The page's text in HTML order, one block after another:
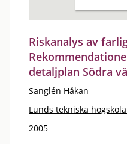
Riskanalys av
detaljplan Södra
Sanglén Håkan
Lunds tekniska högskola
2005